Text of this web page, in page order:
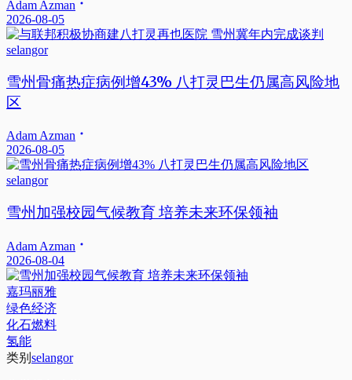
Adam Azman
2026-08-05
selangor
雪州骨痛热症病例增43% 八打灵巴生仍属高风险地
区
Adam Azman
2026-08-05
selangor
雪州加强校园气候教育 培养未来环保领袖
Adam Azman
2026-08-04
嘉玛丽雅
绿色经济
化石燃料
氢能
类别 selangor